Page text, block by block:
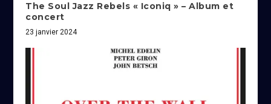
The Soul Jazz Rebels « Iconiq » – Album et
concert
23 janvier 2024